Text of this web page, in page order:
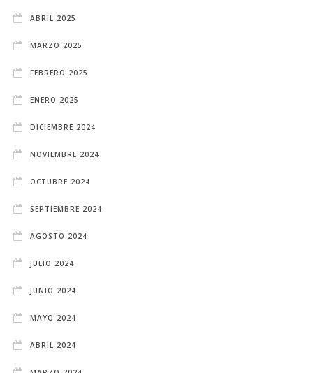
ABRIL 2025
MARZO 2025
FEBRERO 2025
ENERO 2025
DICIEMBRE 2024
NOVIEMBRE 2024
OCTUBRE 2024
SEPTIEMBRE 2024
AGOSTO 2024
JULIO 2024
JUNIO 2024
MAYO 2024
ABRIL 2024